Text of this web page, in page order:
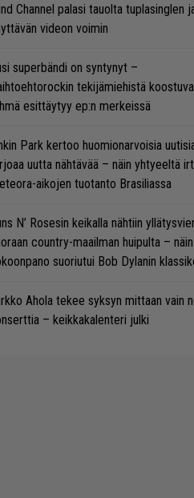
Channel palasi tauolta tuplasinglen
videon voimin
superbändi on syntynyt –
tekijämiehistä koostuva
esittäytyy ep:n merkeissä
Park kertoo huomionarvoisia
uutta nähtävää – näin yhtyeeltä
aikojen tuotanto Brasiliassa
N’ Rosesin keikalla nähtiin
country-maailman huipulta – näin
suoriutui Bob Dylanin
Ahola tekee syksyn mittaan vain
– keikkakalenteri julki